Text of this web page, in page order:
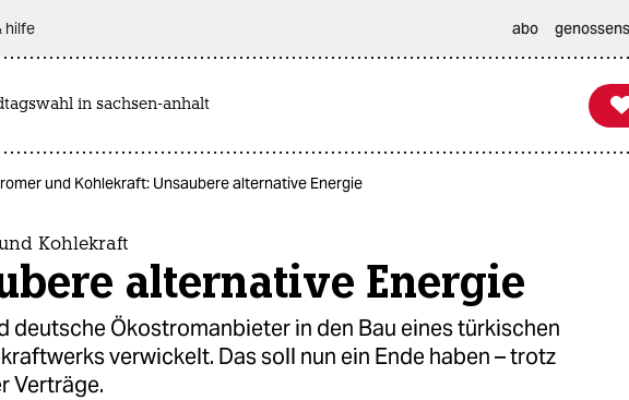
hilfe abo
in sachsen-anhalt
und Kohlekraft: Unsaubere alternative Energie
Kohlekraft
alternative Energie
deutsche Ökostromanbieter in den Bau eines türkischen
verwickelt. Das soll nun ein Ende haben – trotz
Verträge.